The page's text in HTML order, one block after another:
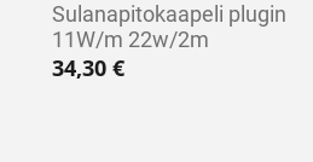
Sulanapitokaapeli plugin
11W/m 22w/2m
34,30€